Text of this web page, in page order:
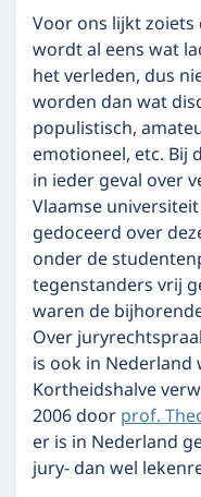
Voor ons lijkt zoiets
wordt al eens wat
het verleden, dus
worden dan wat
populistisch,
emotioneel, etc. Bij
in ieder geval over
Vlaamse
gedoceerd over
onder de
tegenstanders vrij
waren de
Over
is ook in Nederland
Kortheidshalve
2006 doorprof.
er is in Nederland
jury- dan wel